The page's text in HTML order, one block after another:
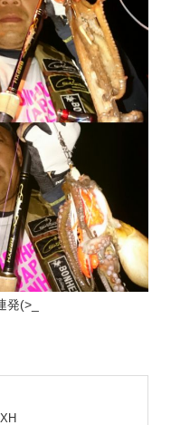
(>_